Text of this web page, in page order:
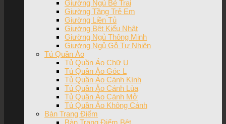
Giường Ngủ Bé Trai
Giường Tầng Trẻ Em
Giường Liền Tủ
Giường Bệt Kiểu Nhật
Giường Ngủ Thông Minh
Giường Ngủ Gỗ Tự Nhiên
Tủ Quần Áo
Tủ Quần Áo Chữ U
Tủ Quần Áo Góc L
Tủ Quần Áo Cánh Kính
Tủ Quần Áo Cánh Lùa
Tủ Quần Áo Cánh Mở
Tủ Quần Áo Không Cánh
Bàn Trang Điểm
Bàn Trang Điểm Bệt